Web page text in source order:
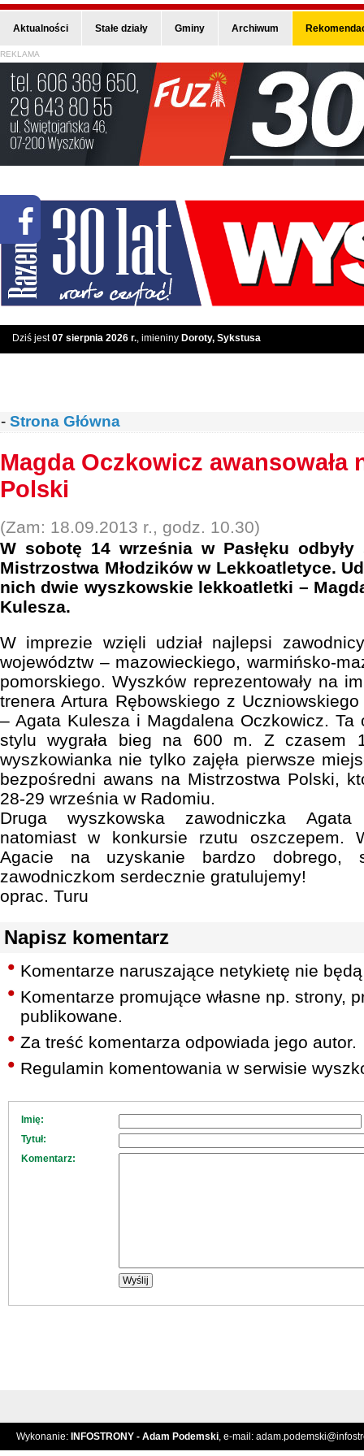
Aktualności Stałe działy Gminy Archiwum
REKLAMA
Dziś jest07 sierpnia 2026 r., imieniny Doroty, Sykstusa
- Strona Główna
Magda Oczkowicz awansowała
Polski
(Zam: 18.09.2013 r., godz. 10.30)
W sobotę 14 września w Pasłęku odbyły
Mistrzostwa Młodzików w Lekkoatletyce.
nich dwie wyszkowskie lekkoatletki –
Kulesza.
W imprezie wzięli udział najlepsi
województw – mazowieckiego, warmińsko-
pomorskiego. Wyszków reprezentowały na
trenera Artura Rębowskiego z Uczniowskiego
– Agata Kulesza i Magdalena Oczkowicz. Ta
stylu wygrała bieg na 600 m. Z czasem
wyszkowianka nie tylko zajęła pierwsze
bezpośredni awans na Mistrzostwa Polski,
28-29 września w Radomiu.
Druga wyszkowska zawodniczka Agata
natomiast w konkursie rzutu oszczepem.
Agacie na uzyskanie bardzo dobrego,
zawodniczkom serdecznie gratulujemy!
oprac. Turu
Napisz komentarz
Komentarze naruszające netykietę nie
Komentarze promujące własne np. strony,
publikowane.
Za treść komentarza odpowiada jego autor.
Regulamin komentowania w serwisie
Imię:
Tytuł:
Komentarz:
Wykonanie: INFOSTRONY - Adam Podemski, e-mail: